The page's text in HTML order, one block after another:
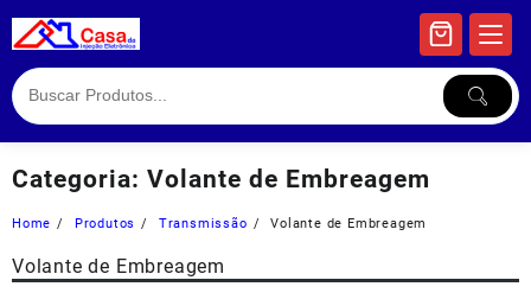
to
Categoria: Volante de Embreagem
Home Produtos Transmissão Volante de Embreagem
Volante de Embreagem